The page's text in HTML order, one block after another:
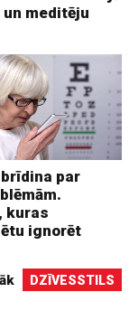
meditēju
par
kuras
ignorēt
DZĪVESSTILS